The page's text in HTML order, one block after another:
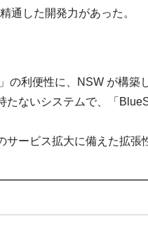
通した開発力があった。
利便性に、NSW が構築
ないシステムで、「
ービス拡大に備えた拡張